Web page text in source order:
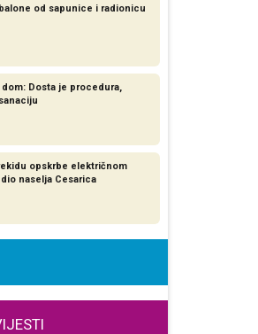
od sapunice i radionicu
dom: Dosta je procedura,
opskrbe električnom
naselja Cesarica